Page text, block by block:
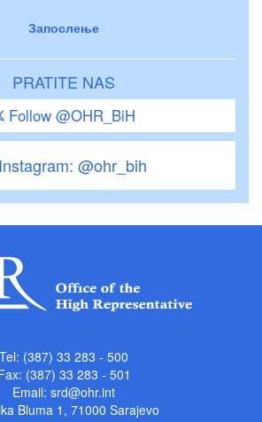
Запослење
PRATITE NAS
Follow @OHR_BiH
@ohr_bih
Tel: (387) 33 283 - 500
(387) 33 283 - 501
Email: srd@ohr.int
Bluma 1, 71000 Sarajevo